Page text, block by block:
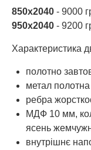
850х2040 - 9000
950х2040 - 9200
Характеристика
полотно
метал
ребра
МДФ 10 мм,
ясень
внутрішнє